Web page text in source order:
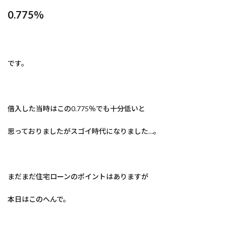
0.775％
です。
借入した当時はこの0.775％でも十分低いと
思っておりましたがスゴイ時代になりました…。
まだまだ住宅ローンのポイントはありますが
本日はこのへんで。